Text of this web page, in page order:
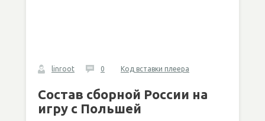
linroot 0 Код вставки плеера
Состав сборной России на
игру с Польшей